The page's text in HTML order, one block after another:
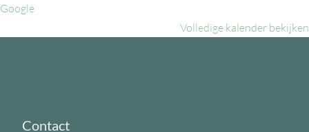
Google
Volledige kalender bekijken
Contact